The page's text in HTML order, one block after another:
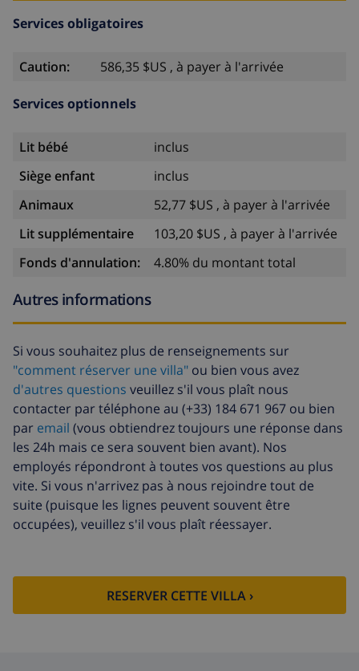
Services obligatoires
Caution: 586,35 $US , à payer à l'arrivée
Services optionnels
Lit bébé
inclus
Siège enfant
inclus
Animaux
52,77 $US , à payer à l'arrivée
Lit supplémentaire
103,20 $US , à payer à l'arrivée
Fonds d'annulation:
4.80% du montant total
Autres informations
Si vous souhaitez plus de renseignements sur
"comment réserver une villa" ou bien vous avez
d'autres questions veuillez s'il vous plaît nous
contacter par téléphone au (+33) 184 671 967 ou bien
par email (vous obtiendrez toujours une réponse dans
les 24h mais ce sera souvent bien avant). Nos
employés répondront à toutes vos questions au plus
vite. Si vous n'arrivez pas à nous rejoindre tout de
suite (puisque les lignes peuvent souvent être
occupées), veuillez s'il vous plaît réessayer.
RESERVER CETTE VILLA ›